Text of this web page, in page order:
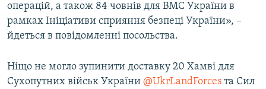
операцій, а також 84 човнів для ВМС України в
рамках Ініціативи сприяння безпеці України», –
йдеться в повідомленні посольства.
Ніщо не могло зупинити доставку 20 Хамві для
Сухопутних військ України @UkrLandForces та Сил